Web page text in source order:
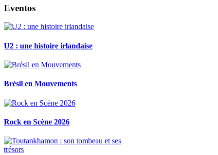
Eventos
U2 : une histoire irlandaise
Brésil en Mouvements
Rock en Scène 2026